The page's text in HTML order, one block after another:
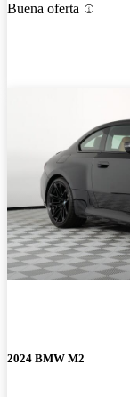
Buena oferta
2024 BMW M2